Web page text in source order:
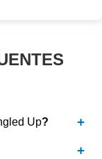
Up?